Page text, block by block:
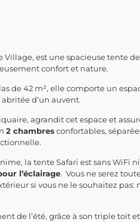
Village, est une spacieuse tente
confort et nature.
de 42 m², elle comporte un
d’un auvent.
agrandit cet espace et
2 chambresconfortables,
la tente Safari est sans WiFi
l’éclairage. Vous ne serez
si vous ne le souhaitez pas:
de l’été, grâce à son triple toit et